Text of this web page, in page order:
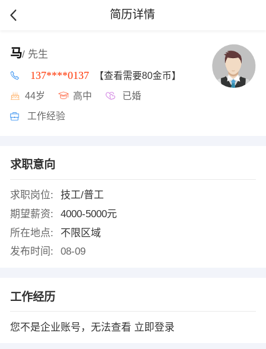
简历详情
马/ 先生
137****0137 【查看需要80金币】
44岁 高中 已婚
工作经验
求职意向
求职岗位:
技工/普工
期望薪资:
4000-5000元
所在地点:
不限区域
发布时间:
08-09
工作经历
您不是企业账号，无法查看 立即登录